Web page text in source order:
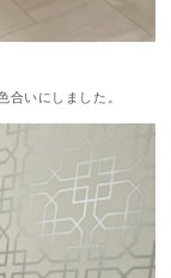
合いにしました。